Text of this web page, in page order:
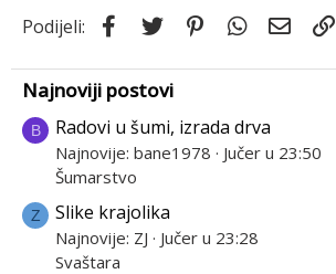
Podijeli: Facebook
Twitter PinterestWhatsApp
Email
Najnoviji postovi
B Radovi u šumi, izrada drva
Najnovije: bane1978
Jučer u 23:50
Šumarstvo
Z Slike krajolika
Najnovije: ZJ
Jučer u 23:28
Svaštara